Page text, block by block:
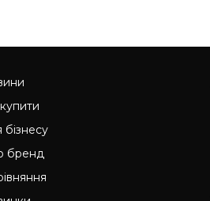
бізнесу
бренд